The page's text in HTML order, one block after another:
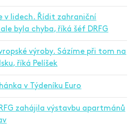
v lidech. Řídit zahraniční
byla chyba, říká šéf DRFG
výroby. Sázíme při tom na
říká Pelíšek
v Týdeníku Euro
zahájila výstavbu apartmánů